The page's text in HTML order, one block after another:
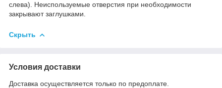
слева). Неиспользуемые отверстия при необходимости
закрывают заглушками.
Скрыть
Условия доставки
Доставка осуществляется только по предоплате.